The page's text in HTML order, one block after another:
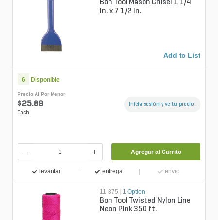
Bon Tool Mason Chisel 1 1/4
in. x 7 1/2 in.
Add to List
6 Disponible
Precio Al Por Menor
$25.89
Each
Inicia sesión y ve tu precio.
Agregar al Carrito
levantar entrega envío
11-875 | 1 Option
Bon Tool Twisted Nylon Line
Neon Pink 350 ft.